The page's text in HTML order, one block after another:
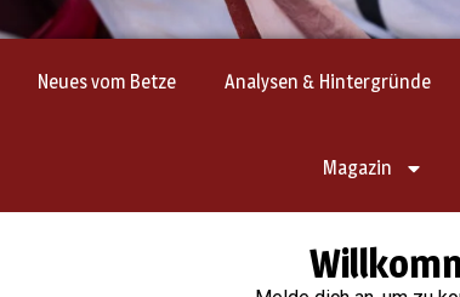
Neues vom Betze Analysen & Hintergründe
Magazin